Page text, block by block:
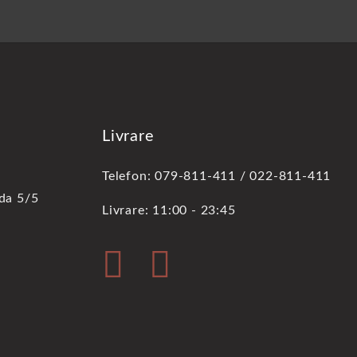
5/5
Livrare
Telefon: 079-811-411 / 022-811-411
Livrare: 11:00 - 23:45